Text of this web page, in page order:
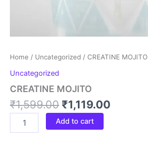
Home / Uncategorized / CREATINE MOJITO
Uncategorized
CREATINE MOJITO
₹1,599.00 ₹1,119.00
Add to cart